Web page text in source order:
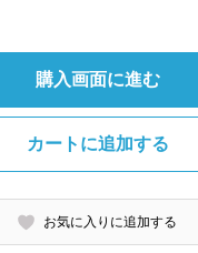
購入画面に進む
カートに追加する
お気に入りに追加する